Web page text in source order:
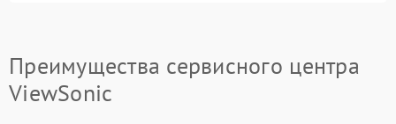
Преимущества сервисного центра
ViewSonic